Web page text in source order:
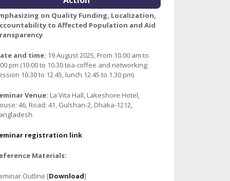
on Quality Funding, Localization,
to Affected Population and Aid
and time: 19 August 2025, From 10.00 am to
pm (10.00 to 10.30 tea coffee and networking;
10.30 to 12.45, lunch 12.45 to 1.30 pm)
Venue: La Vita Hall, Lakeshore Hotel,
46, Road: 41, Gulshan-2, Dhaka-1212,
registration link
Materials:
Outline [Download]